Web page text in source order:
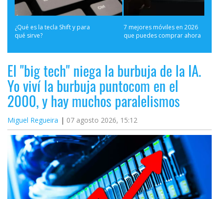
¿Qué es la tecla Shift y para
qué sirve?
7 mejores móviles en 2026
que puedes comprar ahora
El "big tech" niega la burbuja de la IA.
Yo viví la burbuja puntocom en el
2000, y hay muchos paralelismos
Miguel Regueira 07 agosto 2026, 15:12